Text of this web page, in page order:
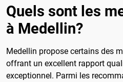
Quels sont les
à Medellin?
Medellin propose certains des
offrant un excellent rapport
exceptionnel. Parmi les